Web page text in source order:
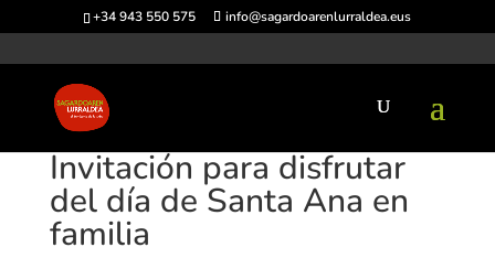
+34 943 550 575 info@sagardoarenlurraldea.eus
Invitación para disfrutar
del día de Santa Ana en
familia